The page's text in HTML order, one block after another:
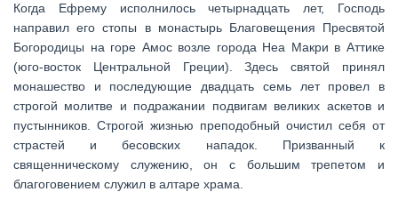
Когда Ефрему исполнилось четырнадцать лет, Господь
направил его стопы в монастырь Благовещения Пресвятой
Богородицы на горе Амос возле города Неа Макри в Аттике
(юго-восток Центральной Греции). Здесь святой принял
монашество и последующие двадцать семь лет провел в
строгой молитве и подражании подвигам великих аскетов и
пустынников. Строгой жизнью преподобный очистил себя от
страстей и бесовских нападок. Призванный к
священническому служению, он с большим трепетом и
благоговением служил в алтаре храма.